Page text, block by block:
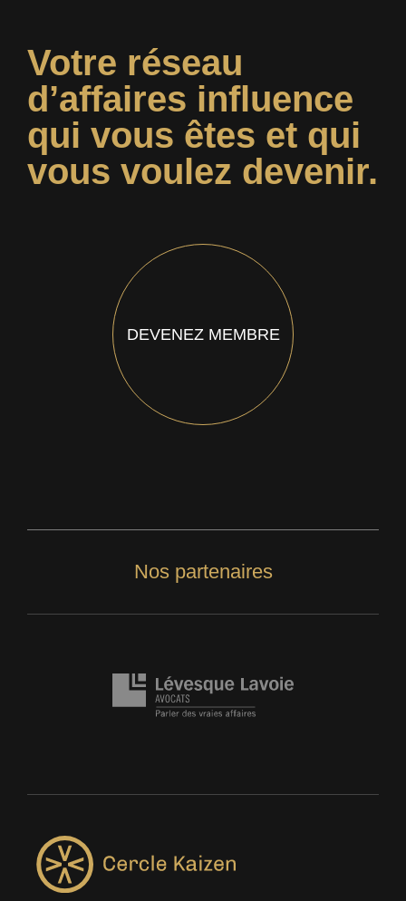
Votre réseau
d’affaires influence
qui vous êtes et qui
vous voulez devenir.
DEVENEZ MEMBRE
Nos partenaires